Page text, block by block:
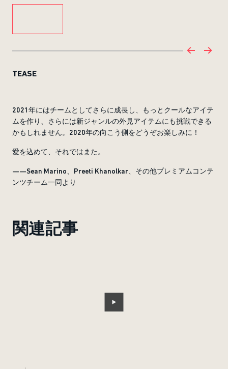
TEASE
2021年にはチームとしてさらに成長し、もっとクールなアイテ
ムを作り、さらには新ジャンルの外見アイテムにも挑戦できる
かもしれません。2020年の向こう側をどうぞお楽しみに！
愛を込めて、それではまた。
——Sean Marino、Preeti Khanolkar、その他プレミアムコンテ
ンツチーム一同より
関連記事